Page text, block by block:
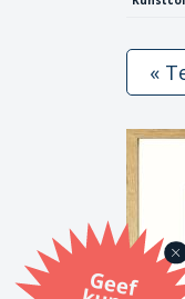
G
eef
u
n
st
a
d
o
m
et
e SB
K
u
n
stb
o
n
«